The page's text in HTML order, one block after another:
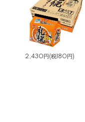
2,430円(税180円)